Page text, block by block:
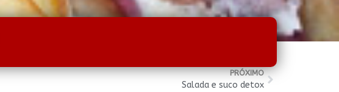
PRÓXIMO
Salada e suco detox